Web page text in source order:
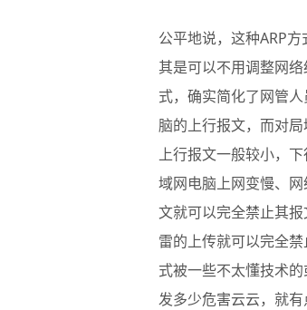
公平地说，这种ARP
其是可以不用调整网
式，确实简化了网管
脑的上行报文，而对
上行报文一般较小，
域网电脑上网变慢、
文就可以完全禁止其
雷的上传就可以完全
式被一些不太懂技术
发多少危害云云，就有